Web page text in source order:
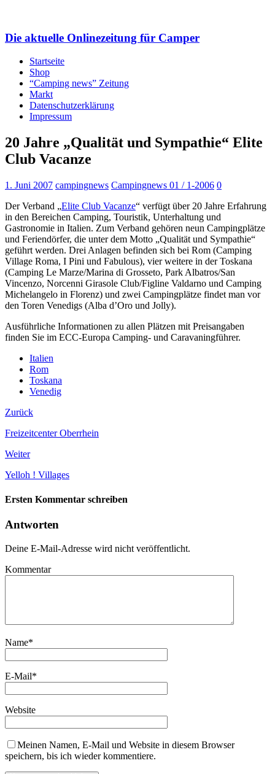
Die aktuelle Onlinezeitung für Camper
Startseite
Shop
“Camping news” Zeitung
Markt
Datenschutzerklärung
Impressum
20 Jahre „Qualität und Sympathie“ Elite
Club Vacanze
1. Juni 2007 campingnews Campingnews 01 / 1-2006 0
Der Verband „Elite Club Vacanze“ verfügt über 20 Jahre Erfahrung
in den Bereichen Camping, Touristik, Unterhaltung und
Gastronomie in Italien. Zum Verband gehören neun Campingplätze
und Feriendörfer, die unter dem Motto „Qualität und Sympathie“
geführt werden. Drei Anlagen befinden sich bei Rom (Camping
Village Roma, I Pini und Fabulous), vier weitere in der Toskana
(Camping Le Marze/Marina di Grosseto, Park Albatros/San
Vincenzo, Norcenni Girasole Club/Figline Valdarno und Camping
Michelangelo in Florenz) und zwei Campingplätze findet man vor
den Toren Venedigs (Alba d’Oro und Jolly).
Ausführliche Informationen zu allen Plätzen mit Preisangaben
finden Sie im ECC-Europa Camping- und Caravaningführer.
Italien
Rom
Toskana
Venedig
Zurück
Freizeitcenter Oberrhein
Weiter
Yelloh ! Villages
Ersten Kommentar schreiben
Antworten
Deine E-Mail-Adresse wird nicht veröffentlicht.
Kommentar
Name*
E-Mail*
Website
Meinen Namen, E-Mail und Website in diesem Browser
speichern, bis ich wieder kommentiere.